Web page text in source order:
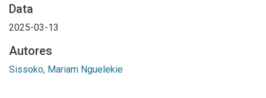
Data
2025-03-13
Autores
Sissoko, Mariam Nguelekie